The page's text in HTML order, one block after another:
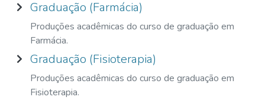
Graduação (Farmácia)
Produções acadêmicas do curso de graduação em
Farmácia.
Graduação (Fisioterapia)
Produções acadêmicas do curso de graduação em
Fisioterapia.